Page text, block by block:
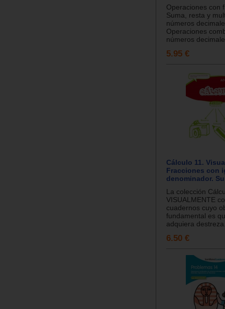
Operaciones con
Suma, resta y
números
Operaciones
números
5.95 €
Cálculo 11.
Fracciones con
denominador.
La colección
VISUALMENTE
cuadernos cuyo
fundamental es
adquiera
6.50 €